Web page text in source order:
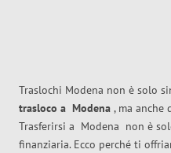
Traslochi Modena non è solo
trasloco a Modena , ma anche
Trasferirsi a Modena non è
finanziaria. Ecco perché ti